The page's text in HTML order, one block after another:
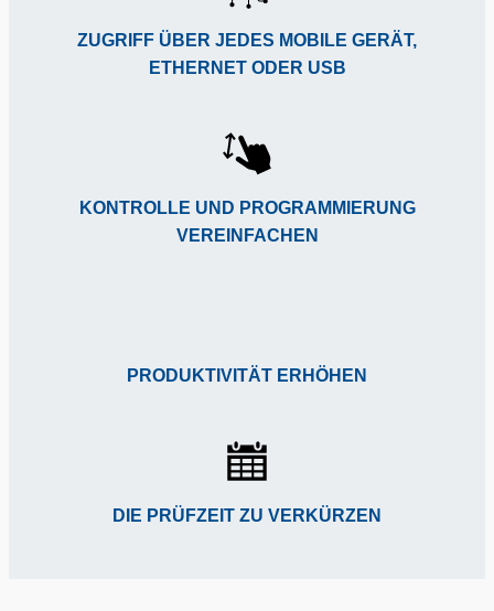
ZUGRIFF ÜBER JEDES MOBILE GERÄT,
ETHERNET ODER USB
KONTROLLE UND PROGRAMMIERUNG
VEREINFACHEN
PRODUKTIVITÄT ERHÖHEN
DIE PRÜFZEIT ZU VERKÜRZEN